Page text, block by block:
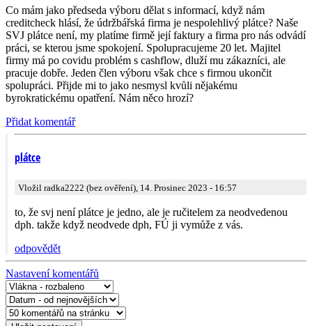
Co mám jako předseda výboru dělat s informací, když nám
creditcheck hlásí, že údržbářská firma je nespolehlivý plátce? Naše
SVJ plátce není, my platíme firmě její faktury a firma pro nás odvádí
práci, se kterou jsme spokojení. Spolupracujeme 20 let. Majitel
firmy má po covidu problém s cashflow, dluží mu zákazníci, ale
pracuje dobře. Jeden člen výboru však chce s firmou ukončit
spolupráci. Přijde mi to jako nesmysl kvůli nějakému
byrokratickému opatření. Nám něco hrozí?
Přidat komentář
plátce
Vložil radka2222 (bez ověření), 14. Prosinec 2023 - 16:57
to, že svj není plátce je jedno, ale je ručitelem za neodvedenou
dph. takže když neodvede dph, FÚ ji vymůže z vás.
odpovědět
Nastavení komentářů